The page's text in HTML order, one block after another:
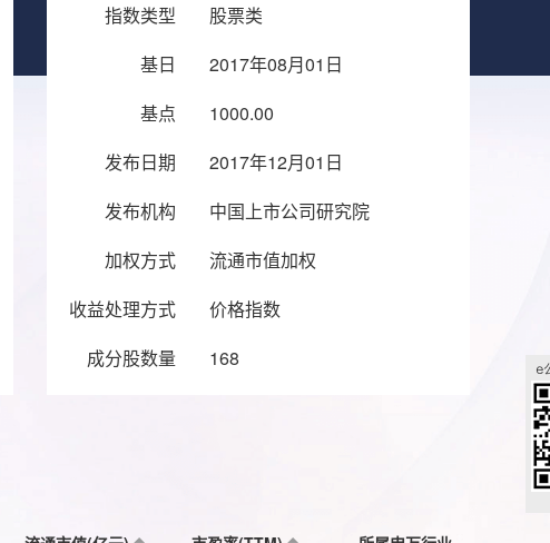
指数类型
股票类
基日
2017年08月01日
基点
1000.00
发布日期
2017年12月01日
发布机构
中国上市公司研究院
加权方式
流通市值加权
收益处理方式
价格指数
成分股数量
168